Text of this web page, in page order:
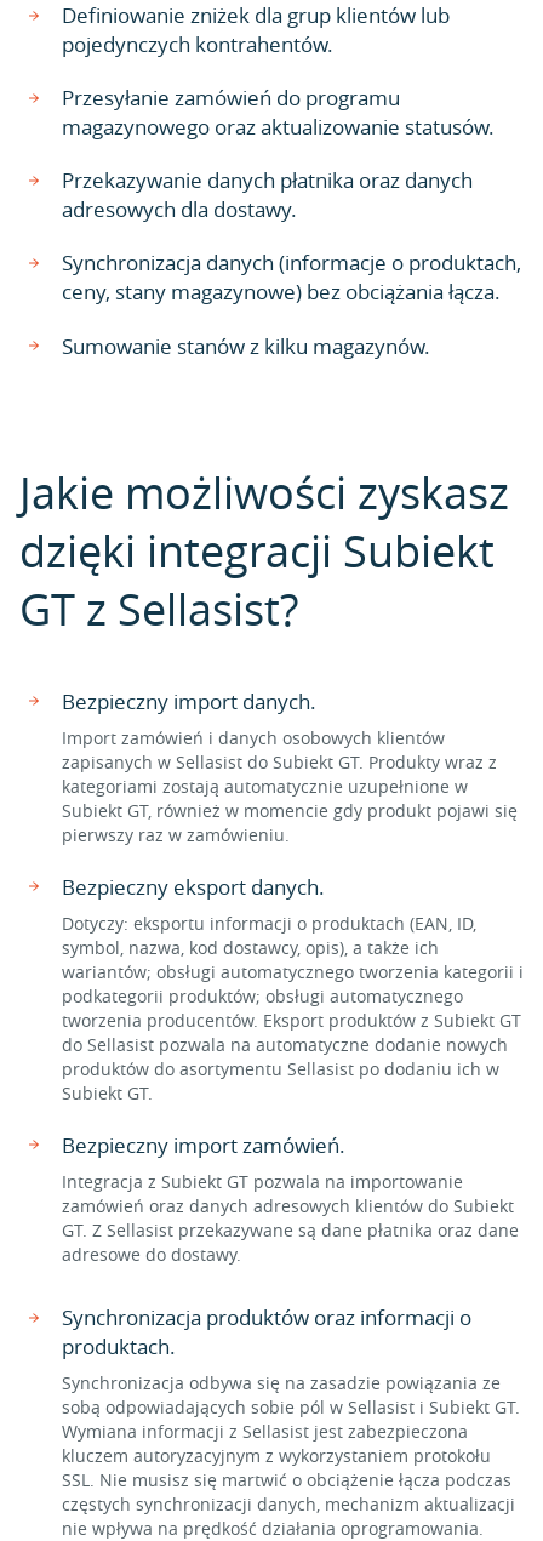
Definiowanie zniżek dla grup klientów lub
pojedynczych kontrahentów.
Przesyłanie zamówień do programu
magazynowego oraz aktualizowanie statusów.
Przekazywanie danych płatnika oraz danych
adresowych dla dostawy.
Synchronizacja danych (informacje o produktach,
ceny, stany magazynowe) bez obciążania łącza.
Sumowanie stanów z kilku magazynów.
Jakie możliwości zyskasz
dzięki integracji Subiekt
GT z Sellasist?
Bezpieczny import danych.
Import zamówień i danych osobowych klientów
zapisanych w Sellasist do Subiekt GT. Produkty wraz z
kategoriami zostają automatycznie uzupełnione w
Subiekt GT, również w momencie gdy produkt pojawi się
pierwszy raz w zamówieniu.
Bezpieczny eksport danych.
Dotyczy: eksportu informacji o produktach (EAN, ID,
symbol, nazwa, kod dostawcy, opis), a także ich
wariantów; obsługi automatycznego tworzenia kategorii i
podkategorii produktów; obsługi automatycznego
tworzenia producentów. Eksport produktów z Subiekt GT
do Sellasist pozwala na automatyczne dodanie nowych
produktów do asortymentu Sellasist po dodaniu ich w
Subiekt GT.
Bezpieczny import zamówień.
Integracja z Subiekt GT pozwala na importowanie
zamówień oraz danych adresowych klientów do Subiekt
GT. Z Sellasist przekazywane są dane płatnika oraz dane
adresowe do dostawy.
Synchronizacja produktów oraz informacji o
produktach.
Synchronizacja odbywa się na zasadzie powiązania ze
sobą odpowiadających sobie pól w Sellasist i Subiekt GT.
Wymiana informacji z Sellasist jest zabezpieczona
kluczem autoryzacyjnym z wykorzystaniem protokołu
SSL. Nie musisz się martwić o obciążenie łącza podczas
częstych synchronizacji danych, mechanizm aktualizacji
nie wpływa na prędkość działania oprogramowania.